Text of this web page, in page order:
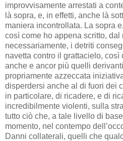
improvvisamente arrestati a
là sopra, e, in effetti, anche là
maniera incontrollata. La sopra
così come ho appena scritto, dal
necessariamente, i detriti
navetta contro il grattacielo, così
anche e ancor più quelli
propriamente azzeccata
disperdersi anche al di fuori dei
in particolare, di ricadere, e di
incredibilmente violenti, sulla
tutto ciò che, a tale livello di
momento, nel contempo
Danni collaterali, quelli che